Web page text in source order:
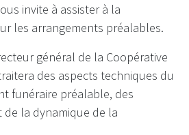
invite à assister à la
les arrangements préalables.
général de la Coopérative
des aspects techniques du
funéraire préalable, des
la dynamique de la